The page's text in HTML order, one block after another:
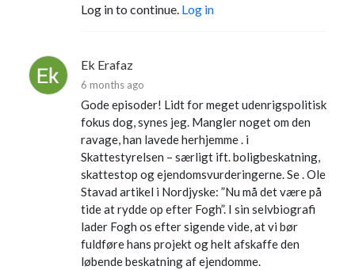
Log in to continue. Log in
Ek Erafaz
6 months ago
Gode episoder! Lidt for meget udenrigspolitisk
fokus dog, synes jeg. Mangler noget om den
ravage, han lavede herhjemme . i
Skattestyrelsen – særligt ift. boligbeskatning,
skattestop og ejendomsvurderingerne. Se . Ole
Stavad artikel i Nordjyske: ”Nu må det være på
tide at rydde op efter Fogh”. I sin selvbiografi
lader Fogh os efter sigende vide, at vi bør
fuldføre hans projekt og helt afskaffe den
løbende beskatning af ejendomme.